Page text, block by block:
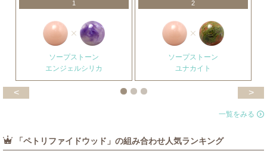
1
ソープストーン
エンジェルシリカ
2
ソープストーン
ユナカイト
< >
一覧をみる
「ペトリファイドウッド」の組み合わせ人気ランキング